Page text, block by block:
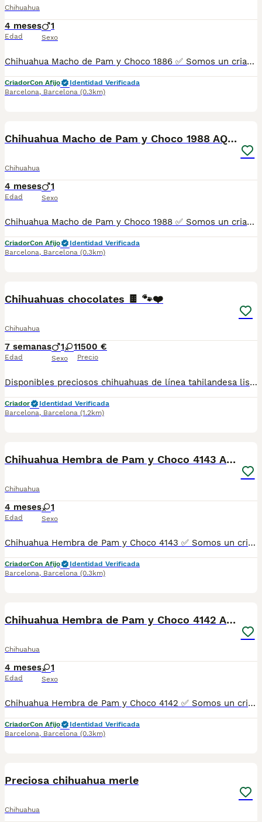
Chihuahua
4 meses
Edad
1
Sexo
Chihuahua Macho de Pam y Choco 1886 ✅ Somos un criadero autorizado y certificado por la Generalitat de Catalunya bajo el número de Núcleo Zoológico G25/00314. PARA MÁS INFORMACIÓN: ☎️ 933095977 📱 685878504 / 674320847 🐶 Programa una visita para conocerlos 💻 Más fotos y vídeos en nuestra web www.aquanatura.es 🚙 Hacemos envíos 📌 Calle Roger de Flor 45, muy cerca del Arc de Triomf de Barcelona, de Lunes a Sábados. Se entregan con sus vacunas, desparasitados interna y externamente, con microchip y su registro, cartilla sanitaria y contrato de garantías, documentación legal y factura. AQUANATURA
CriadorCon Afijo
Identidad Verificada
Barcelona, Barcelona (0.3km)
Chihuahua Macho de Pam y Choco 1988 AQUANATURA
Chihuahua
4 meses
Edad
1
Sexo
Chihuahua Macho de Pam y Choco 1988 ✅ Somos un criadero autorizado y certificado por la Generalitat de Catalunya bajo el número de Núcleo Zoológico G25/00314. PARA MÁS INFORMACIÓN: ☎️ 933095977 📱 685878504 / 674320847 🐶 Programa una visita para conocerlos 💻 Más fotos y vídeos en nuestra web www.aquanatura.es 🚙 Hacemos envíos 📌 Calle Roger de Flor 45, muy cerca del Arc de Triomf de Barcelona, de Lunes a Sábados. Se entregan con sus vacunas, desparasitados interna y externamente, con microchip y su registro, cartilla sanitaria y contrato de garantías, documentación legal y factura. AQUANATURA
CriadorCon Afijo
Identidad Verificada
Barcelona, Barcelona (0.3km)
Chihuahuas chocolates 🍫 🐾❤️
Chihuahua
7 semanas
Edad
1 1
Sexo
1500 €
Precio
Disponibles preciosos chihuahuas de línea tahilandesa listos para ir a su nuevo hogar llenos de energía y cariño para dar.Se entregan con cartilla de vacunacion y desparacion correspondiente a su edad. Todos nuestros cachorros estan criados en ambiente familiar con mucho amor y mucha dedicación.
Criador
Identidad Verificada
Barcelona, Barcelona (1.2km)
Chihuahua Hembra de Pam y Choco 4143 AQUANATURA
Chihuahua
4 meses
Edad
1
Sexo
Chihuahua Hembra de Pam y Choco 4143 ✅ Somos un criadero autorizado y certificado por la Generalitat de Catalunya bajo el número de Núcleo Zoológico G25/00314. PARA MÁS INFORMACIÓN: ☎️ 933095977 📱 685878504 / 674320847 🐶 Programa una visita para conocerlos 💻 Más fotos y vídeos en nuestra web www.aquanatura.es 🚙 Hacemos envíos 📌 Calle Roger de Flor 45, muy cerca del Arc de Triomf de Barcelona, de Lunes a Sábados. Se entregan con sus vacunas, desparasitados interna y externamente, con microchip y su registro, cartilla sanitaria y contrato de garantías, documentación legal y factura. AQUANATURA
CriadorCon Afijo
Identidad Verificada
Barcelona, Barcelona (0.3km)
Chihuahua Hembra de Pam y Choco 4142 AQUANATURA
Chihuahua
4 meses
Edad
1
Sexo
Chihuahua Hembra de Pam y Choco 4142 ✅ Somos un criadero autorizado y certificado por la Generalitat de Catalunya bajo el número de Núcleo Zoológico G25/00314. PARA MÁS INFORMACIÓN: ☎️ 933095977 📱 685878504 / 674320847 🐶 Programa una visita para conocerlos 💻 Más fotos y vídeos en nuestra web www.aquanatura.es 🚙 Hacemos envíos 📌 Calle Roger de Flor 45, muy cerca del Arc de Triomf de Barcelona, de Lunes a Sábados. Se entregan con sus vacunas, desparasitados interna y externamente, con microchip y su registro, cartilla sanitaria y contrato de garantías, documentación legal y factura. AQUANATURA
CriadorCon Afijo
Identidad Verificada
Barcelona, Barcelona (0.3km)
Preciosa chihuahua merle
Chihuahua